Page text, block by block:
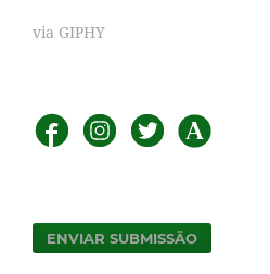
via GIPHY
ENVIAR SUBMISSÃO